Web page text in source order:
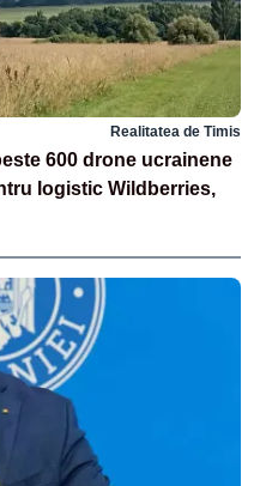
Realitatea de Timis
600 drone ucrainene
logistic Wildberries,